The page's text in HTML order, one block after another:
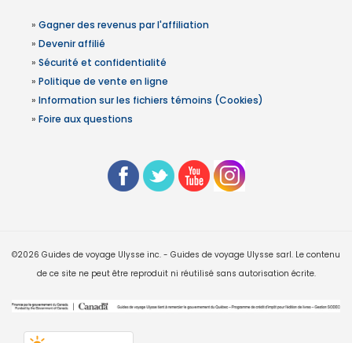
» Gagner des revenus par l'affiliation
» Devenir affilié
» Sécurité et confidentialité
» Politique de vente en ligne
» Information sur les fichiers témoins (Cookies)
» Foire aux questions
©2026 Guides de voyage Ulysse inc. - Guides de voyage Ulysse sarl. Le contenu
de ce site ne peut être reproduit ni réutilisé sans autorisation écrite.